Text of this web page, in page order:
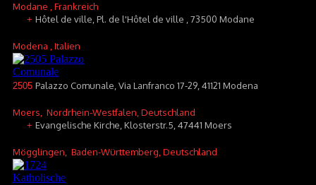
Modane , Frankreich
+ Hôtel de ville, Pl. de l'Hôtel de ville , 73500 Modane
Modena , Italien
2505 Palazzo Comunale, Via Lanfranco 17-29, 41121 Modena
Moers , Nordrhein-Westfalen, Deutschland
+ Evangelische Kirche, Klosterstr.5, 47441 Moers
Mögglingen , Baden-Württemberg, Deutschland